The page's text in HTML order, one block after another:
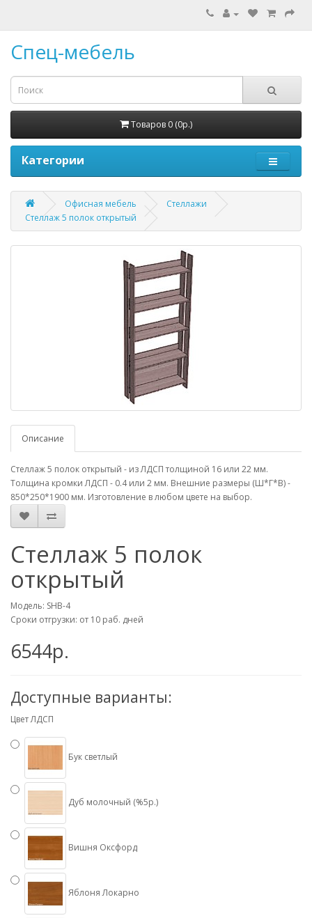
Спец-мебель
Товаров 0 (0р.)
Категории
Офисная мебель
Стеллажи
Стеллаж 5 полок открытый
Описание
Стеллаж 5 полок открытый - из ЛДСП толщиной 16 или 22 мм.
Толщина кромки ЛДСП - 0.4 или 2 мм. Внешние размеры (Ш*Г*В) -
850*250*1900 мм. Изготовление в любом цвете на выбор.
Стеллаж 5 полок
открытый
Модель: SHB-4
Сроки отгрузки: от 10 раб. дней
6544р.
Доступные варианты:
Цвет ЛДСП
Бук светлый
Дуб молочный (%5р.)
Вишня Оксфорд
Яблоня Локарно